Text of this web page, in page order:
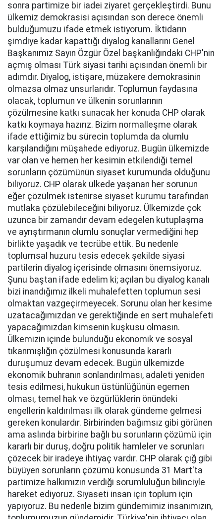
sonra partimize bir iadei ziyaret gerçekleştirdi. Bunu
ülkemiz demokrasisi açısından son derece önemli
bulduğumuzu ifade etmek istiyorum. İktidarın
şimdiye kadar kapattığı diyalog kanallarını Genel
Başkanımız Sayın Özgür Özel başkanlığındaki CHP'nin
açmış olması Türk siyasi tarihi açısından önemli bir
adımdır. Diyalog, istişare, müzakere demokrasinin
olmazsa olmaz unsurlarıdır. Toplumun faydasına
olacak, toplumun ve ülkenin sorunlarının
çözülmesine katkı sunacak her konuda CHP olarak
katkı koymaya hazırız. Bizim normalleşme olarak
ifade ettiğimiz bu sürecin toplumda da olumlu
karşılandığını müşahede ediyoruz. Bugün ülkemizde
var olan ve hemen her kesimin etkilendiği temel
sorunların çözümünün siyaset kurumunda olduğunu
biliyoruz. CHP olarak ülkede yaşanan her sorunun
eğer çözülmek istenirse siyaset kurumu tarafından
mutlaka çözülebileceğini biliyoruz. Ülkemizde çok
uzunca bir zamandır devam edegelen kutuplaşma
ve ayrıştırmanın olumlu sonuçlar vermediğini hep
birlikte yaşadık ve tecrübe ettik. Bu nedenle
toplumsal huzuru tesis edecek şekilde siyasi
partilerin diyalog içerisinde olmasını önemsiyoruz.
Şunu baştan ifade edelim ki; açılan bu diyalog kanalı
bizi inandığımız ilkeli muhalefetten toplumun sesi
olmaktan vazgeçirmeyecek. Sorunu olan her kesime
uzatacağımızdan ve gerektiğinde en sert muhalefeti
yapacağımızdan kimsenin kuşkusu olmasın.
Ülkemizin içinde bulunduğu ekonomik ve sosyal
tıkanmışlığın çözülmesi konusunda kararlı
duruşumuz devam edecek. Bugün ülkemizde
ekonomik buhranın sonlandırılması, adaleti yeniden
tesis edilmesi, hukukun üstünlüğünün egemen
olması, temel hak ve özgürlüklerin önündeki
engellerin kaldırılması ilk olarak gündeme gelmesi
gereken konulardır. Birbirinden bağımsız gibi görünen
ama aslında birbirine bağlı bu sorunların çözümü için
kararlı bir duruş, doğru politik hamleler ve sorunları
çözecek bir iradeye ihtiyaç vardır. CHP olarak çığ gibi
büyüyen sorunların çözümü konusunda 31 Mart'ta
partimize halkımızın verdiği sorumluluğun bilinciyle
hareket ediyoruz. Siyaseti insan için toplum için
yapıyoruz. Bu nedenle bizim gündemimiz insanımızın,